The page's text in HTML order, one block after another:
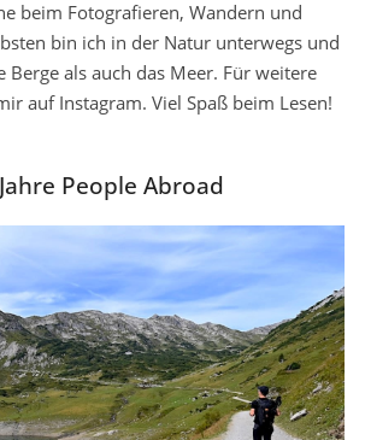
beim Fotografieren, Wandern und
bin ich in der Natur unterwegs und
Berge als auch das Meer. Für weitere
auf Instagram. Viel Spaß beim Lesen!
People Abroad